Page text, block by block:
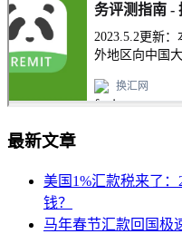
最新文章
美国1%汇款税来了
钱？
马年春节汇款回国极